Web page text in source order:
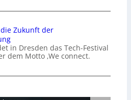
Zukunft der
in Dresden das Tech-Festival
dem Motto ‚We connect.